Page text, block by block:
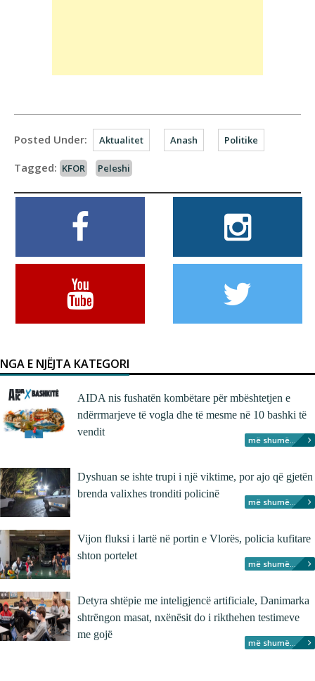
Posted Under: Aktualitet Anash Politike
Tagged: KFOR Peleshi
NGA E NJËJTA KATEGORI
AIDA nis fushatën kombëtare për mbështetjen e
ndërrmarjeve të vogla dhe të mesme në 10 bashki të
vendit
më shumë...
Dyshuan se ishte trupi i një viktime, por ajo që gjetën
brenda valixhes tronditi policinë
më shumë...
Vijon fluksi i lartë në portin e Vlorës, policia kufitare
shton portelet
më shumë...
Detyra shtëpie me inteligjencë artificiale, Danimarka
shtrëngon masat, nxënësit do i rikthehen testimeve
me gojë
më shumë...